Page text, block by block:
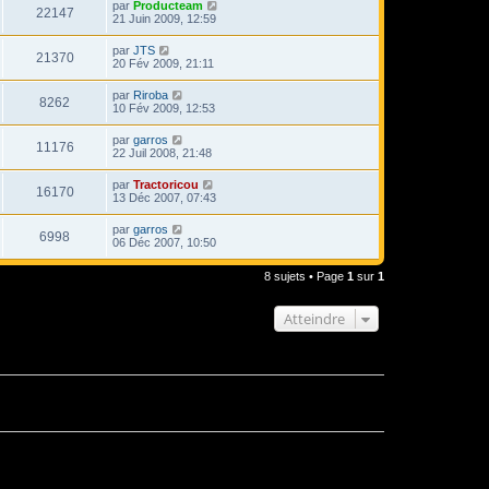
22147 par Producteam
21 Juin 2009, 12:59
21370 par JTS
20 Fév 2009, 21:11
8262 par Riroba
10 Fév 2009, 12:53
11176 par garros
22 Juil 2008, 21:48
16170 par Tractoricou
13 Déc 2007, 07:43
6998 par garros
06 Déc 2007, 10:50
8 sujets • Page 1 sur 1
Atteindre